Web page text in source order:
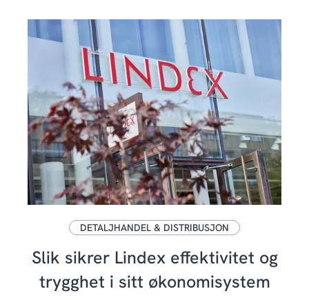
DETALJHANDEL & DISTRIBUSJON
Slik sikrer Lindex effektivitet og
trygghet i sitt økonomisystem